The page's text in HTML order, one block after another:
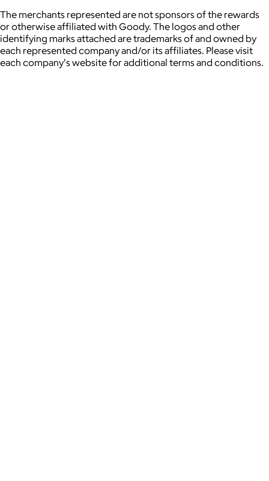
The merchants represented are not sponsors of the rewards
or otherwise affiliated with Goody. The logos and other
identifying marks attached are trademarks of and owned by
each represented company and/or its affiliates. Please visit
each company's website for additional terms and conditions.